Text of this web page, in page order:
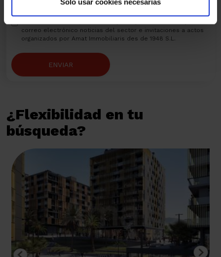
relacionadas con Amat Immobiliaris des de 1948 S.L.
correo electrónico noticias del sector e invitaciones a actos
organizados por Amat Immobiliaris des de 1948 S.L.
ENVIAR
¿Flexibilidad en tu
búsqueda?